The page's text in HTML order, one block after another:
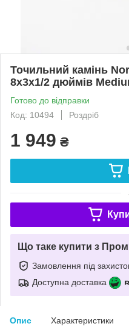
Точильний камінь
8х3х1/2 дюймів
Готово до відправки
Код: 10494
Роздріб
1 949 ₴
Що таке купити з
Замовлення під
Доступна доставка
Опис Характеристики